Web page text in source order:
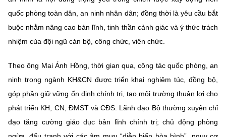
Năng lượng nguyên tử
Chuyển đổi số
Bưu chính, Viễn thông
Sở hữu trí tuệ
Tiêu chuẩn, đo lường, chất lượng
Năng lượng nguyên tử
Khác
Videos
Ảnh
Voice
Nhiệm vụ trọng tâm
quốc phòng toàn dân, an ninh nhân dân; đồng thời là yêu cầu bắt
buộc nhằm nâng cao bản lĩnh, tinh thần cảnh giác và ý thức trách
nhiệm của đội ngũ cán bộ, công chức, viên chức.
Theo ông Mai Ánh Hồng, thời gian qua, công tác quốc phòng, an
ninh trong ngành KH&CN được triển khai nghiêm túc, đồng bộ,
góp phần giữ vững ổn định chính trị, tạo môi trường thuận lợi cho
phát triển KH, CN, ĐMST và CĐS. Lãnh đạo Bộ thường xuyên chỉ
đạo tăng cường giáo dục bản lĩnh chính trị; chủ động phòng